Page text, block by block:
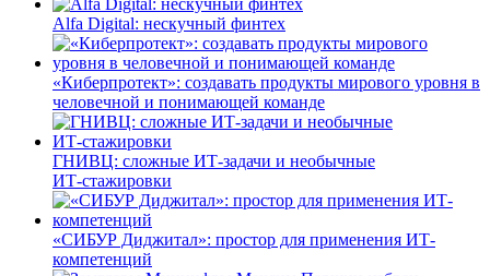
Alfa Digital: нескучный финтех
«Киберпротект»: создавать продукты мирового уровня в
человечной и понимающей команде
ГНИВЦ: сложные ИТ‑задачи и необычные
ИТ‑стажировки
«СИБУР Диджитал»: простор для применения ИТ-
компетенций